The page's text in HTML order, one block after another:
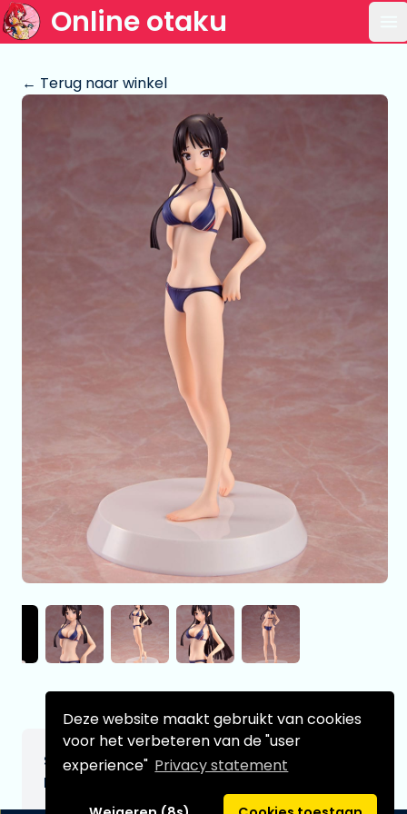
Deze website maakt gebruikt van cookies
voor het verbeteren van de "user
experience" Privacy statement
Online otaku
← Terug naar winkel
Summer Queens PVC Statue 1/8 Assemble
Heroines Mio Akiyama 20 cm